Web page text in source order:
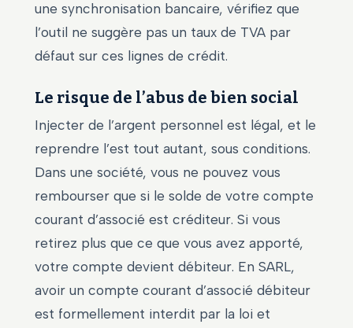
une synchronisation bancaire, vérifiez que
l’outil ne suggère pas un taux de TVA par
défaut sur ces lignes de crédit.
Le risque de l’abus de bien social
Injecter de l’argent personnel est légal, et le
reprendre l’est tout autant, sous conditions.
Dans une société, vous ne pouvez vous
rembourser que si le solde de votre compte
courant d’associé est créditeur. Si vous
retirez plus que ce que vous avez apporté,
votre compte devient débiteur. En SARL,
avoir un compte courant d’associé débiteur
est formellement interdit par la loi et